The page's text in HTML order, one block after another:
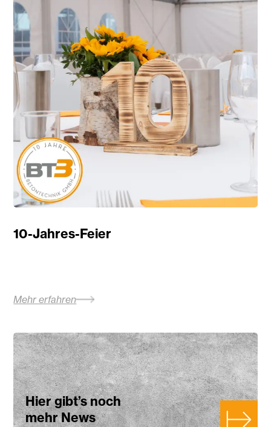
10-Jahres-Feier
Mehr erfahren
Hier gibt’s noch
mehr News